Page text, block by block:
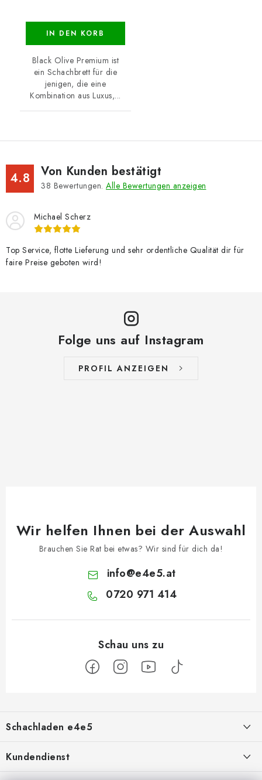
IN DEN KORB
Black Olive Premium ist
ein Schachbrett für die
jenigen, die eine
Kombination aus Luxus,...
4.8 Von Kunden bestätigt
38 Bewertungen. Alle Bewertungen anzeigen
Michael Scherz
Top Service, flotte Lieferung und sehr ordentliche Qualität dir für
faire Preise geboten wird!
Folge uns auf Instagram
PROFIL ANZEIGEN
Wir helfen Ihnen bei der Auswahl
Brauchen Sie Rat bei etwas? Wir sind für dich da!
info@e4e5.at
0720 971 414
ß
z
e
Schachladen e4e5
Kundendienst